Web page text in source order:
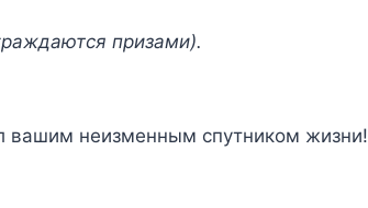
призами).
вашим неизменным спутником жизни!